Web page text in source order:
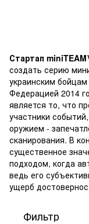
Стартап
создать серию
украинским
Федерацией 2014
является то, что
участники
оружием -
сканирования. В
существенное
подходом, когда
ведь его
ущерб
Фильтр